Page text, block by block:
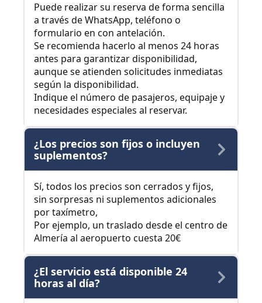
Puede realizar su reserva de forma sencilla
a través de WhatsApp, teléfono o
formulario en con antelación.
Se recomienda hacerlo al menos 24 horas
antes para garantizar disponibilidad,
aunque se atienden solicitudes inmediatas
según la disponibilidad.
Indique el número de pasajeros, equipaje y
necesidades especiales al reservar.
¿Los precios son fijos o incluyen
suplementos?
Sí, todos los precios son cerrados y fijos,
sin sorpresas ni suplementos adicionales
por taxímetro,
Por ejemplo, un traslado desde el centro de
Almería al aeropuerto cuesta 20€
¿El servicio está disponible 24
horas al día?